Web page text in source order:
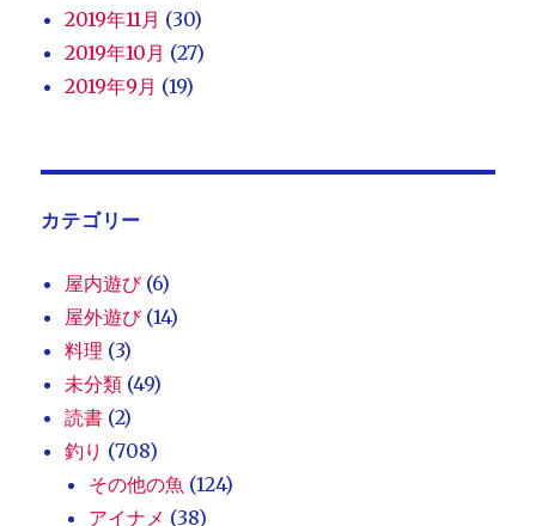
2019年11月 (30)
2019年10月 (27)
2019年9月 (19)
カテゴリー
屋内遊び(6)
屋外遊び(14)
料理 (3)
未分類 (49)
読書 (2)
釣り (708)
その他の魚 (124)
アイナメ (38)